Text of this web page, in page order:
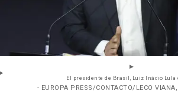
El presidente de Brasil, Luiz Inácio Lula
- EUROPA PRESS/CONTACTO/LECO